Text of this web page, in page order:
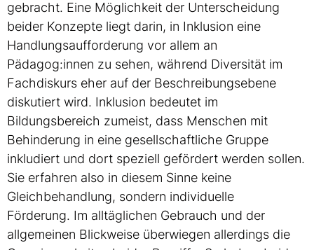
gebracht. Eine Möglichkeit der Unterscheidung
beider Konzepte liegt darin, in Inklusion eine
Handlungsaufforderung vor allem an
Pädagog:innen zu sehen, während Diversität im
Fachdiskurs eher auf der Beschreibungsebene
diskutiert wird. Inklusion bedeutet im
Bildungsbereich zumeist, dass Menschen mit
Behinderung in eine gesellschaftliche Gruppe
inkludiert und dort speziell gefördert werden sollen.
Sie erfahren also in diesem Sinne keine
Gleichbehandlung, sondern individuelle
Förderung. Im alltäglichen Gebrauch und der
allgemeinen Blickweise überwiegen allerdings die